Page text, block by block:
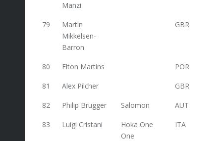
Manzi
79
Martin
Mikkelsen-
Barron
GBR
80 Elton Martins POR
81 Alex Pilcher GBR
82 Philip Brugger Salomon AUT
83 Luigi Cristani
Hoka One
One
ITA